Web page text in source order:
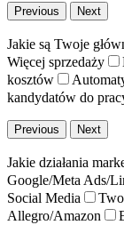
Previous Next
Jakie są Twoje
Więcej sprzedaży
kosztów
kandydatów do
Previous Next
Jakie działania
Google/Meta Ads/
Social Media
Allegro/Amazon